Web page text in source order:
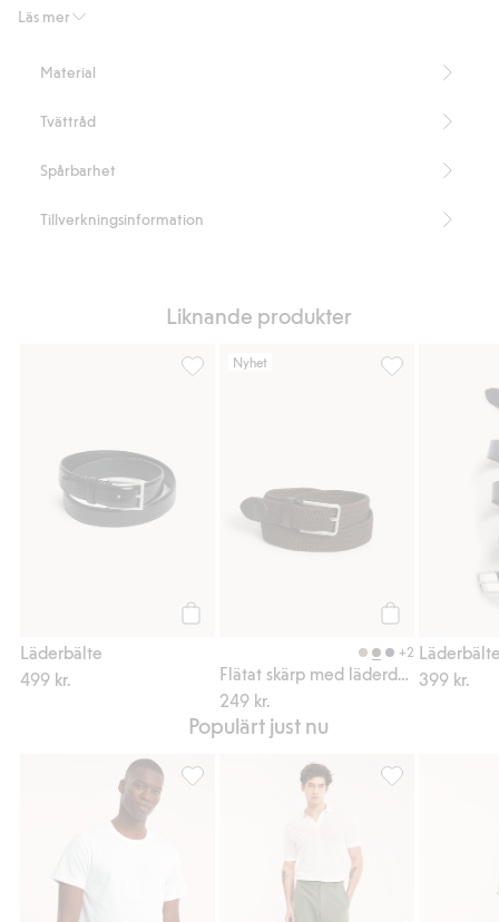
Läs mer
Artikelnummer
Material
Tvättråd
Spårbarhet
Tillverkningsinformation
Liknande produkter
Läderbälte
499 kr.
Nyhet
+2
249 kr.
Flätat skärp
399 kr.
Populärt just nu
Regular t-shirt i bomull, Lägg till i favoriter